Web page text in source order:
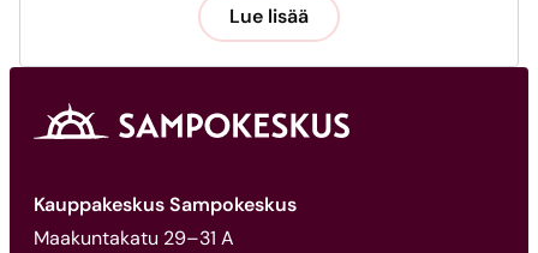
Lue lisää
Kauppakeskus Sampokeskus
Maakuntakatu 29–31 A